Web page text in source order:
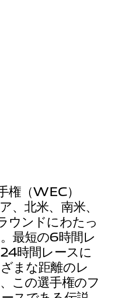
権（WEC）
、北米、南米、
ウンドにわたっ
最短の6時間レ
時間レースに
まな距離のレ
この選手権のフ